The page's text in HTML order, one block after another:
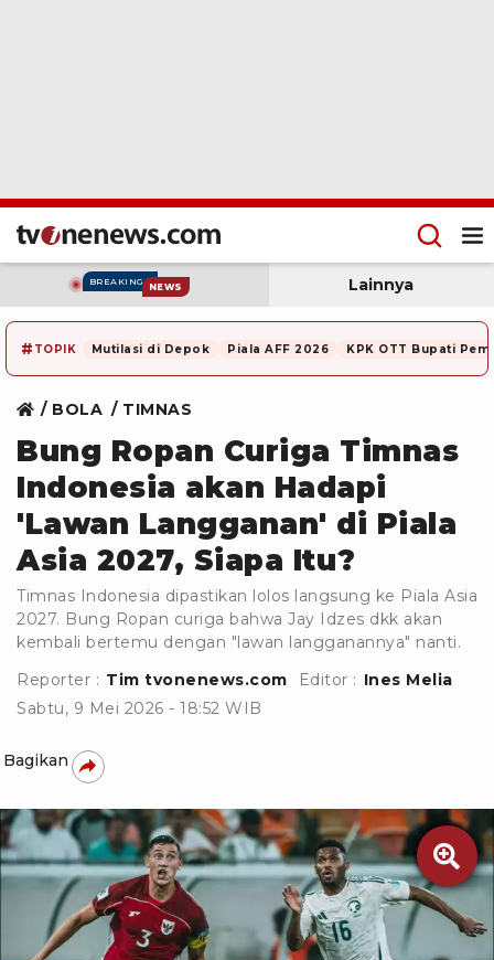
BREAKING NEWS Lainnya
# TOPIK Mutilasi di Depok Piala AFF 2026 KPK OTT Bupati
BOLA TIMNAS
Bung Ropan Curiga Timnas
Indonesia akan Hadapi
'Lawan Langganan' di Piala
Asia 2027, Siapa Itu?
Timnas Indonesia dipastikan lolos langsung ke Piala Asia
2027. Bung Ropan curiga bahwa Jay Idzes dkk akan
kembali bertemu dengan "lawan langganannya" nanti.
Reporter : Tim tvonenews.com Editor : Ines Melia
Sabtu, 9 Mei 2026 - 18:52 WIB
Bagikan
